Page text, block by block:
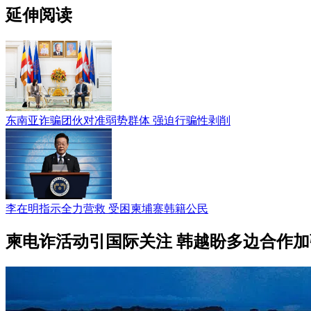
延伸阅读
东南亚诈骗团伙对准弱势群体 强迫行骗性剥削
李在明指示全力营救 受困柬埔寨韩籍公民
柬电诈活动引国际关注 韩越盼多边合作